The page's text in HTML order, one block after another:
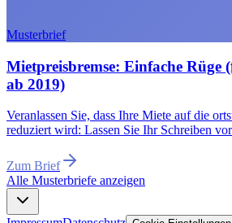
Musterbrief
Mietpreisbremse: Einfache Rüge
ab 2019)
Veranlassen Sie, dass Ihre Miete auf die
reduziert wird: Lassen Sie Ihr Schreiben
Zum Brief
Alle Musterbriefe anzeigen